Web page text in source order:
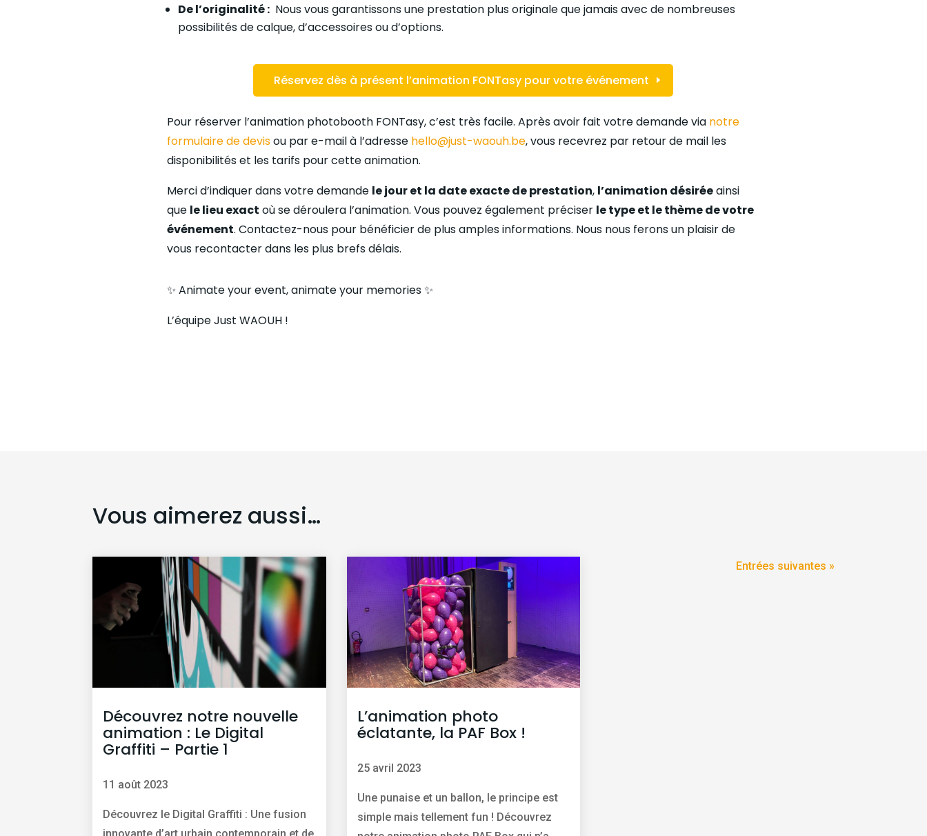
De l’originalité :Nous vous garantissons une prestation plus originale que jamais avec de nombreuses
possibilités de calque, d’accessoires ou d’options.
Réservez dès à présent l’animation FONTasy pour votre événement
Pour réserver l’animation photobooth FONTasy, c’est très facile. Après avoir fait votre demande via notre
formulaire de devisou par e-mail à l’adresse hello@just-waouh.be, vous recevrez par retour de mail les
disponibilités et les tarifs pour cette animation.
Merci d’indiquer dans votre demande le jour et la date exacte de prestation, l’animation désiréeainsi
que le lieu exact où se déroulera l’animation. Vous pouvez également préciser le type et le thème de votre
événement. Contactez-nous pour bénéficier de plus amples informations. Nous nous ferons un plaisir de
vous recontacter dans les plus brefs délais.
✨ Animate your event, animate your memories ✨
L’équipe Just WAOUH !
Vous aimerez aussi…
Découvrez notre nouvelle
animation : Le Digital
Graffiti – Partie 1
11 août 2023
Découvrez le Digital Graffiti : Une fusion
L’animation photo
éclatante, la PAF Box !
25 avril 2023
Une punaise et un ballon, le principe est
simple mais tellement fun ! Découvrez
Entrées suivantes »